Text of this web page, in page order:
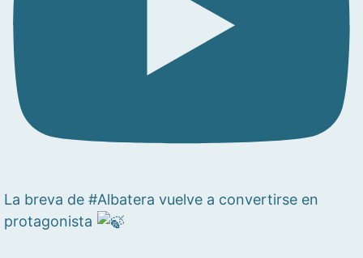
La breva de #Albatera vuelve a convertirse en
protagonista